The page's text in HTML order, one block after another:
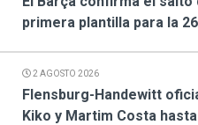
primera plantilla para la
2 AGOSTO 2026
Flensburg-Handewitt
Kiko y Martim Costa